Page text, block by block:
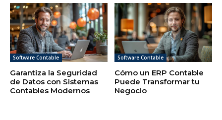
Software Contable
Garantiza la Seguridad
de Datos con Sistemas
Contables Modernos
Software Contable
Cómo un ERP Contable
Puede Transformar tu
Negocio